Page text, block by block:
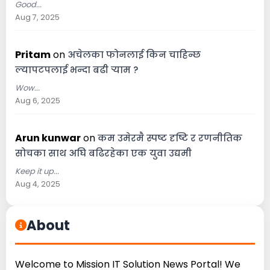
Good...
Aug 7, 2025
Pritamon अचेलका फोनलाई किन चाहिन्छ
ल्यापटपलाई भन्दा बढी र्‍याम ?
Wow...
Aug 6, 2025
Arun kunwaronकम उमेरमै स्पष्ट दृष्टि र रणनीतिक
सोचका साथ अघि बढिरहेका एक युवा उद्यमी
Keep it up...
Aug 4, 2025
About
Welcome to Mission IT Solution News Portal! We